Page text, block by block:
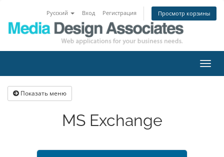
Русский Вход Регистрация Просмотр корзины
Показать меню
MS Exchange